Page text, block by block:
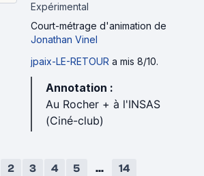
Expérimental
Court-métrage d'animation de
Jonathan Vinel
jpaix-LE-RETOUR a mis 8/10.
Annotation :
Au Rocher + à l'INSAS
(Ciné-club)
2 3 4 5 ... 14